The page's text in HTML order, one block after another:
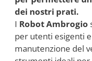
dei nostri prati.
I Robot Ambrogio
per utenti esigenti
manutenzione del